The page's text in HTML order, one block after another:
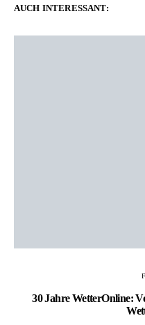
AUCH INTERESSANT:
30 Jahre WetterOnline: